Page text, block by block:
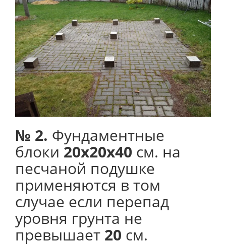
№ 2. Фундаментные
блоки 20х20х40 см. на
песчаной подушке
применяются в том
случае если перепад
уровня грунта не
превышает 20 см.